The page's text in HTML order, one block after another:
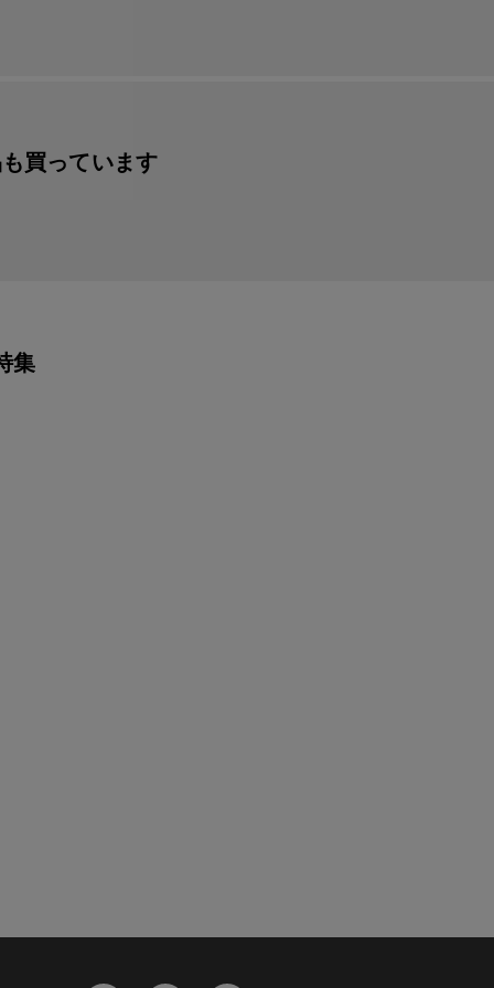
買っています
集